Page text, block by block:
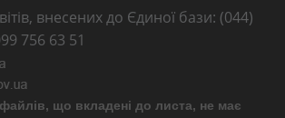
внесених до Єдиної бази: (044)
756 63 51
що вкладені до листа, не має